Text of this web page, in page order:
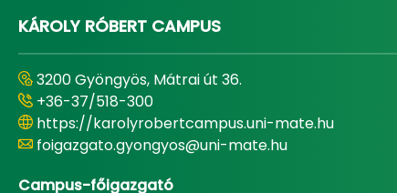
KÁROLY RÓBERT CAMPUS
3200 Gyöngyös, Mátrai út 36.
+36-37/518-300
https://karolyrobertcampus.uni-mate.hu
foigazgato.gyongyos@uni-mate.hu
Campus-főigazgató